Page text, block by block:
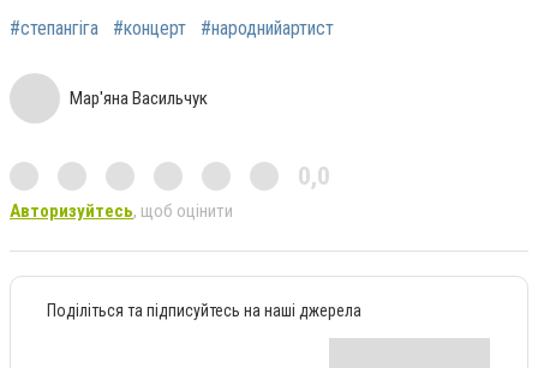
#степангіга #концерт #народнийартист
Мар'яна Васильчук
0,0
Авторизуйтесь, щоб оцінити
Поділіться та підписуйтесь на наші джерела